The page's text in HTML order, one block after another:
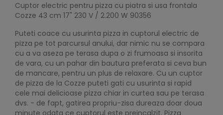
Cuptor electric pentru pizza cu piatra si usa frontala
Cozze 43 cm 17" 230 V / 2.200 W 90356
Puteti coace cu usurinta pizza in cuptorul electric de
pizza pe tot parcursul anului, dar nimic nu se compara
cu a va aseza pe terasa dupa o zi frumoasa si insorita
de vara, cu un pahar din bautura preferata si ceva bun
de mancare, pentru un plus de relaxare. Cu un cuptor
de pizza de la Cozze puteti gati cu usurinta si rapid
cele mai delicioase pizza chiar in curtea sau pe terasa
dvs. - de fapt, gatirea propriu-zisa dureaza doar doua